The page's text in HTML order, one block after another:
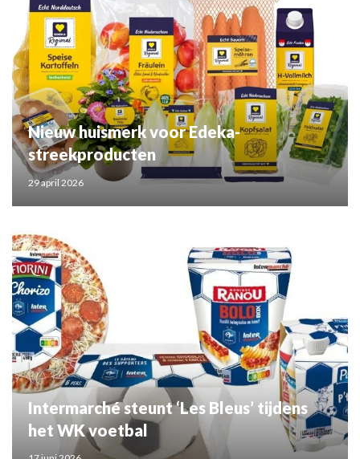
Nieuw huismerk voor Edeka-
streekproducten
29 april 2026
Intermarché steunt ‘Les Bleus’ tijdens
het WK voetbal